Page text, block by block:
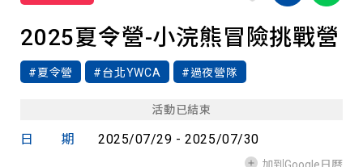
2025夏令營-小浣熊冒險挑戰營
#夏令營 #台北YWCA #過夜營隊
活動已結束
日期 2025/07/29 - 2025/07/30